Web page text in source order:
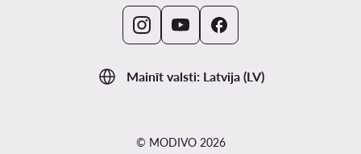
Mainīt valsti: Latvija (LV)
© MODIVO 2026